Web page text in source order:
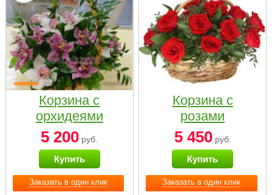
Заказать в один клик
Корзина с
орхидеями
малая
5 200 руб.
Купить
Заказать в один клик
Корзина с
розами
«Красный
Париж»
5 450руб.
Купить